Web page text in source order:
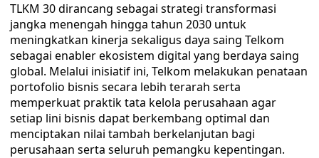
TLKM 30 dirancang sebagai strategi transformasi
jangka menengah hingga tahun 2030 untuk
meningkatkan kinerja sekaligus daya saing Telkom
sebagai enabler ekosistem digital yang berdaya saing
global. Melalui inisiatif ini, Telkom melakukan penataan
portofolio bisnis secara lebih terarah serta
memperkuat praktik tata kelola perusahaan agar
setiap lini bisnis dapat berkembang optimal dan
menciptakan nilai tambah berkelanjutan bagi
perusahaan serta seluruh pemangku kepentingan.